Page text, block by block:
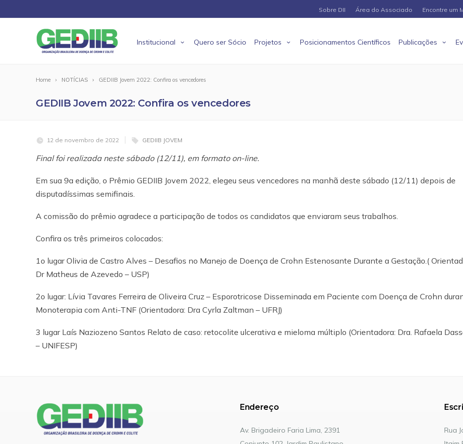
Sobre DII Área do Associado Encontre um
Institucional Quero ser Sócio Projetos Posicionamentos Científicos Publicações
Home NOTÍCIAS GEDIIB Jovem 2022: Confira os vencedores
GEDIIB Jovem 2022: Confira os vencedores
12 de novembro de 2022 GEDIIB JOVEM
Final foi realizada neste sábado (12/11), em formato on-line.
Em sua 9a edição, o Prêmio GEDIIB Jovem 2022, elegeu seus vencedores na manhã deste sábado (12/11) depois de
disputadíssimas semifinais.
A comissão do prêmio agradece a participação de todos os candidatos que enviaram seus trabalhos.
Confira os três primeiros colocados:
1o lugar Olivia de Castro Alves – Desafios no Manejo de Doença de Crohn Estenosante Durante a Gestação.(
Dr Matheus de Azevedo – USP)
2o lugar: Lívia Tavares Ferreira de Oliveira Cruz – Esporotricose Disseminada em Paciente com Doença de Crohn
Monoterapia com Anti-TNF (Orientadora: Dra Cyrla Zaltman – UFRJ)
3 lugar Laís Naziozeno Santos Relato de caso: retocolite ulcerativa e mieloma múltiplo (Orientadora: Dra. Rafaela
– UNIFESP)
Endereço
Av. Brigadeiro Faria Lima, 2391
Rua